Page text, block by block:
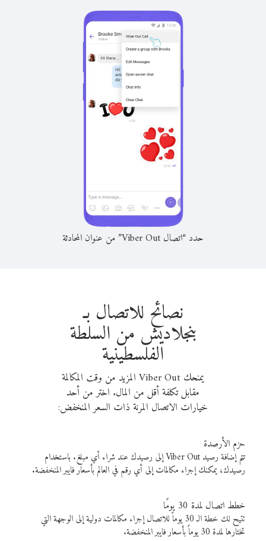
حدد “اتصال Viber Out” من عنوان المحادثة
نصائح للاتصال بـ
بنجلاديش من السلطة
الفلسطينية
يمنحك Viber Out المزيد من وقت المكالمة
مقابل تكلفة أقل من المال. اختر من أحد
خيارات الاتصال المرنة ذات السعر المنخفض:
حزم الأرصدة
تتم إضافة رصيد Viber Out إلى رصيدك عند شراء أي مبلغ. باستخدام
رصيدك، يمكنك إجراء مكالمات إلى أي رقم في العالم بأسعار فايبر المنخفضة.
خطط اتصال لمدة 30 يومًا
تتيح لك خطة الـ 30 يوماً للاتصال إجراء مكالمات دولية إلى الوجهة التي
تختارها لمدة 30 يوماً بأسعار فايبر المنخفضة.